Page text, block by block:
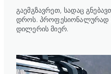
გაემგზავრეთ, სადაც
დროს. პროფესიონალურად
დილერის მიერ.